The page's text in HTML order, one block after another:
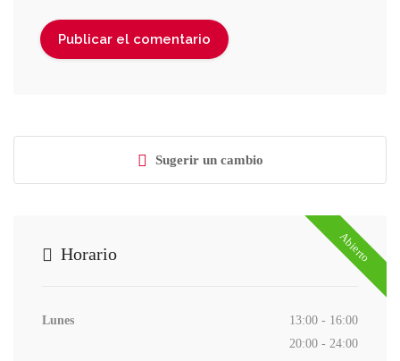
Sugerir un cambio
Abierto
Horario
Lunes
13:00 - 16:00
20:00 - 24:00